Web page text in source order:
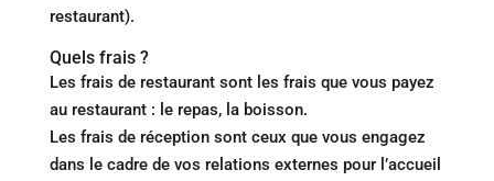
restaurant).
Quels frais ?
Les frais de restaurant sont les frais que vous payez
au restaurant : le repas, la boisson.
Les frais de réception sont ceux que vous engagez
dans le cadre de vos relations externes pour l’accueil